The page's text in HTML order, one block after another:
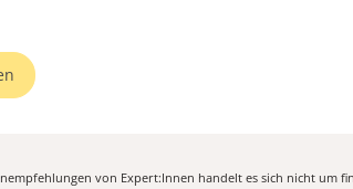
von Expert:Innen handelt es sich nicht um